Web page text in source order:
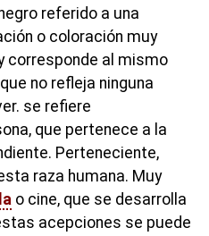
referido a una
o coloración muy
corresponde al mismo
no refleja ninguna
se refiere
que pertenece a la
Perteneciente,
raza humana. Muy
o cine, que se desarrolla
acepciones se puede